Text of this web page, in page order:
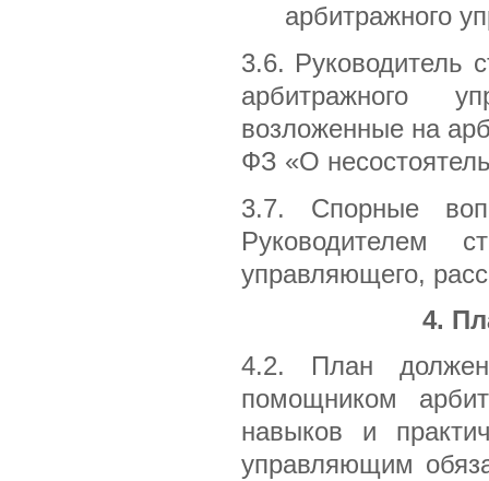
арбитражного
3.6. Руководитель
арбитражного
возложенные на
ФЗ «О
3.7. Спорные
Руководителем
управляющего,
4.
4.2. План должен
помощником
навыков и
управляющим